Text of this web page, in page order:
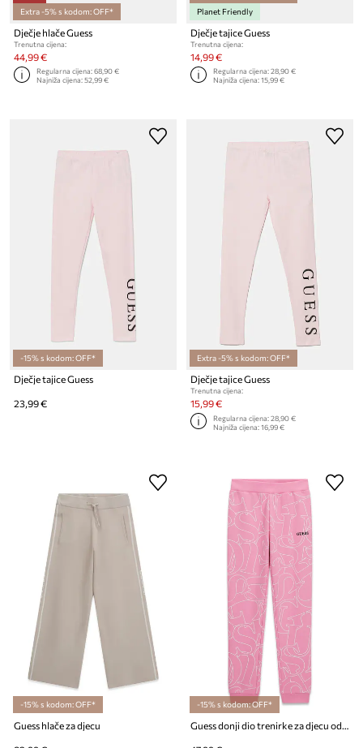
Extra -5% s kodom: OFF*
Dječje hlače Guess
Trenutna cijena:
44,99 €
Regularna cijena:68,90 €
Najniža cijena:52,99 €
Planet Friendly
Dječje tajice Guess
Trenutna cijena:
14,99 €
Regularna cijena:28,90 €
Najniža cijena:15,99 €
-15% s kodom: OFF*
Dječje tajice Guess
23,99 €
Extra -5% s kodom: OFF*
Dječje tajice Guess
Trenutna cijena:
15,99 €
Regularna cijena:28,90 €
Najniža cijena:16,99 €
-15% s kodom: OFF*
Guess hlače za djecu
-15% s kodom: OFF*
Guess donji dio trenirke za djecu od pamuka